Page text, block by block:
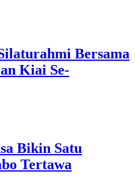
Bersama
Kiai Se-
Bikin Satu
Tertawa